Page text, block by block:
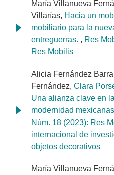
María Villanueva
Villarías, Hacia un
mobiliario para la
entreguerras. , Res
Res Mobilis
Alicia Fernández
Fernández, Clara
Una alianza clave en
modernidad
Núm. 18 (2023): Res
internacional de
objetos decorativos
María Villanueva